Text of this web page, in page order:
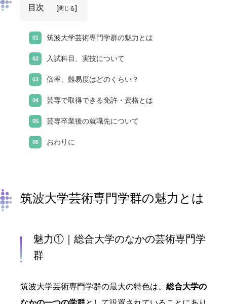
目次 [閉じる]
筑波大学芸術専門学群の魅力とは
入試科目、実技について
倍率、難易度はどのくらい？
芸専で取得できる免許・資格とは
芸専卒業後の就職先について
おわりに
筑波大学芸術専門学群の魅力とは
魅力①｜総合大学のなかの芸術専門学
群
筑波大学芸術専門学群の最大の特色は、 総合大学の